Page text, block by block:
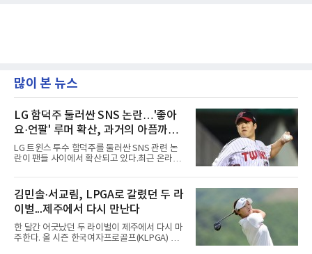
많이 본 뉴스
LG 함덕주 둘러싼 SNS 논란…'좋아
요·언팔' 루머 확산, 과거의 아픔까지
소환됐다
LG 트윈스 투수 함덕주를 둘러싼 SNS 관련 논
란이 팬들 사이에서 확산되고 있다.최근 온라인
동과 관련한 여러 소문이 퍼지면서, 과거 LG 이
적 이후 겪었던 일들까지 다시 주목받고 있다.일
각에서는 함덕주가 LG 공식 계정 '언팔' 및 관련
게시물을 정리하고 친정팀 두산 베어스 계정을
팔로우하고 두산과 관련된 흔적만 남겼다는 주
장이 나오고 있다. 또한 상대 팀 선수의 홈런 릴
스에 '좋아요'를 눌렀다는 이야기도 전해지고 있
김민솔·서교림, LPGA로 갈렸던 두 라
이벌...제주에서 다시 만난다
한 달간 어긋났던 두 라이벌이 제주에서 다시 마
주한다. 올 시즌 한국여자프로골프(KLPGA) 투